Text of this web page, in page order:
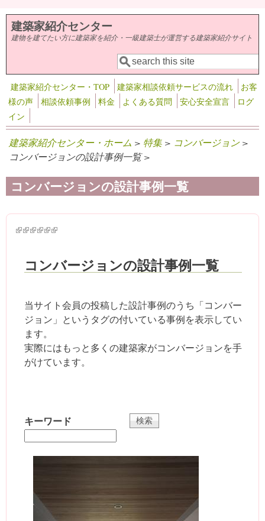
メインコンテンツに移動
建築家紹介センター
建物を建てたい方に建築家を紹介・一級建築士が運営する建築家紹介サイト
検索フォーム
検索
建築家紹介センター・TOP 建築家相談依頼サービスの流れ
お客
様の声
相談依頼事例 料金 よくある質問 安心安全宣言
ログ
イン
建築家紹介センター・ホーム > 特集 > コンバージョン>
コンバージョンの設計事例一覧 >
コンバージョンの設計事例一覧
(link is external)
(link is external)
(link is external)
(link is external)
(link is external)
(link is external)
コンバージョンの設計事例一覧
当サイト会員の投稿した設計事例のうち「コンバー
ジョン」というタグの付いている事例を表示してい
ます。
実際にはもっと多くの建築家がコンバージョンを手
がけています。
キーワード